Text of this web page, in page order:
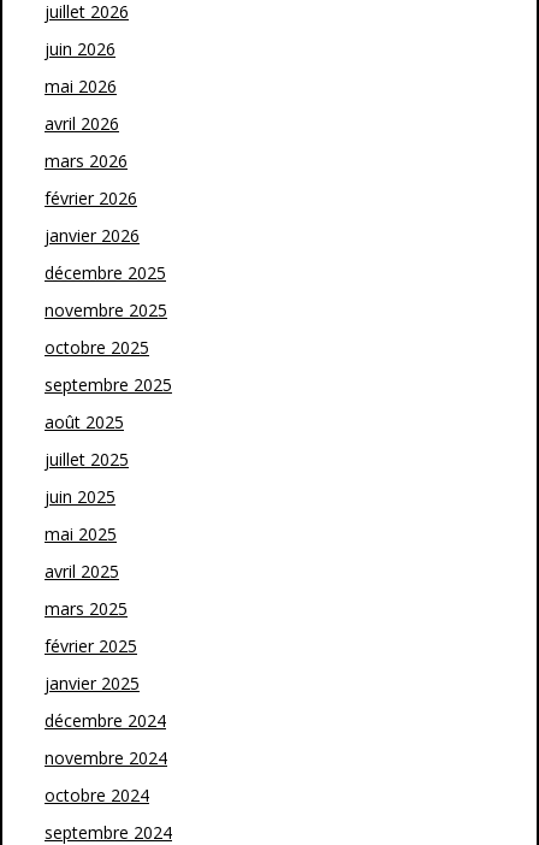
juillet 2026
juin 2026
mai 2026
avril 2026
mars 2026
février 2026
janvier 2026
décembre 2025
novembre 2025
octobre 2025
septembre 2025
août 2025
juillet 2025
juin 2025
mai 2025
avril 2025
mars 2025
février 2025
janvier 2025
décembre 2024
novembre 2024
octobre 2024
septembre 2024